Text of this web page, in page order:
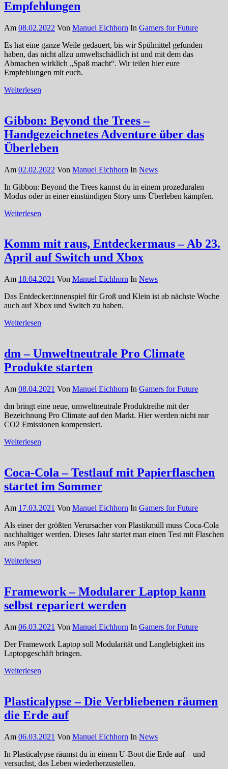
Empfehlungen
Am 08.02.2022 Von Manuel Eichhorn In Gamers for Future
Es hat eine ganze Weile gedauert, bis wir Spülmittel gefunden
haben, das nicht allzu umweltschädlich ist und mit dem das
Abmachen wirklich „Spaß macht“. Wir teilen hier eure
Empfehlungen mit euch.
Weiterlesen
Gibbon: Beyond the Trees –
Handgezeichnetes Adventure über das
Überleben
Am 02.02.2022 Von Manuel Eichhorn In News
In Gibbon: Beyond the Trees kannst du in einem prozeduralen
Modus oder in einer einstündigen Story ums Überleben kämpfen.
Weiterlesen
Komm mit raus, Entdeckermaus – Ab 23.
April auf Switch und Xbox
Am 18.04.2021 Von Manuel Eichhorn In News
Das Entdecker:innenspiel für Groß und Klein ist ab nächste Woche
auch auf Xbox und Switch zu haben.
Weiterlesen
dm – Umweltneutrale Pro Climate
Produkte starten
Am 08.04.2021 Von Manuel Eichhorn In Gamers for Future
dm bringt eine neue, umweltneutrale Produktreihe mit der
Bezeichnung Pro Climate auf den Markt. Hier werden nicht nur
CO2 Emissionen kompensiert.
Weiterlesen
Coca-Cola – Testlauf mit Papierflaschen
startet im Sommer
Am 17.03.2021 Von Manuel Eichhorn In Gamers for Future
Als einer der größten Verursacher von Plastikmüll muss Coca-Cola
nachhaltiger werden. Dieses Jahr startet man einen Test mit Flaschen
aus Papier.
Weiterlesen
Framework – Modularer Laptop kann
selbst repariert werden
Am 06.03.2021 Von Manuel Eichhorn In Gamers for Future
Der Framework Laptop soll Modularität und Langlebigkeit ins
Laptopgeschäft bringen.
Weiterlesen
Plasticalypse – Die Verbliebenen räumen
die Erde auf
Am 06.03.2021 Von Manuel Eichhorn In News
In Plasticalypse räumst du in einem U-Boot die Erde auf – und
versuchst, das Leben wiederherzustellen.